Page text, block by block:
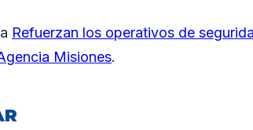
Refuerzan los operativos de
Misiones.